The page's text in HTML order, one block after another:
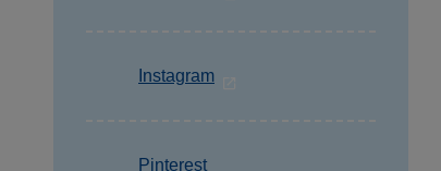
Instagram
Pinterest